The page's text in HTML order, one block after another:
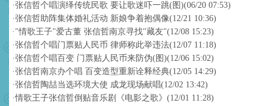
·张信哲个唱演绎传统民歌 要让歌迷吓一跳(图)(06/20 07:53)
·张信哲助阵集体婚礼活动 新娘争着抱偶像(12/21 10:36)
· "情歌王子"爱古董 张信哲南京寻找"藏友"(12/08 15:23)
·张信哲个唱门票贴人民币 律师称此举违法(12/07 11:18)
·张信哲个唱百变 门票贴人民币来防伪(图)(12/06 15:02)
·张信哲南京办个唱 百变造型重新诠释经典(12/05 14:29)
·张信哲陶喆当选环境大使 成龙现场献唱(12/02 13:42)
·情歌王子张信哲倒贴音乐剧《电影之歌》 (12/01 11:28)